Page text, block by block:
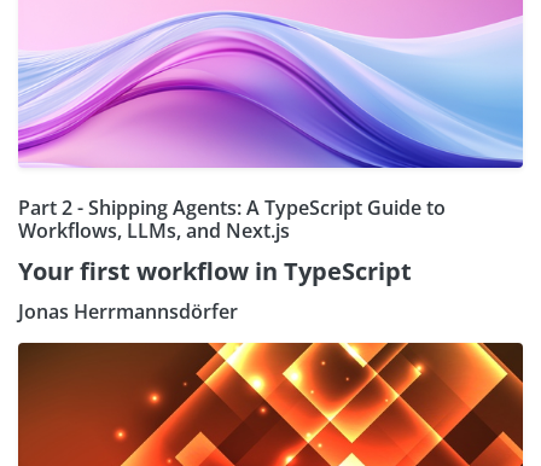
Part 2 - Shipping Agents: A TypeScript Guide to
Workflows, LLMs, and Next.js
Your first workflow in TypeScript
Jonas Herrmannsdörfer